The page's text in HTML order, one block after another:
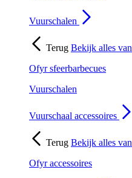
Vuurschalen
Terug Bekijk alles van
Ofyr sfeerbarbecues
Vuurschalen
Vuurschaal accessoires
Terug Bekijk alles van
Ofyr accessoires